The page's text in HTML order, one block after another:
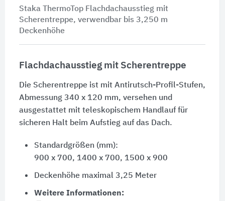
Staka ThermoTop Flachdachausstieg mit
Scherentreppe, verwendbar bis 3,250 m
Deckenhöhe
Flachdachausstieg mit Scherentreppe
Die Scherentreppe ist mit Antirutsch-Profil-Stufen,
Abmessung 340 x 120 mm, versehen und
ausgestattet mit teleskopischem Handlauf für
sicheren Halt beim Aufstieg auf das Dach.
Standardgrößen (mm):
900 x 700, 1400 x 700, 1500 x 900
Deckenhöhe maximal 3,25 Meter
Weitere Informationen: